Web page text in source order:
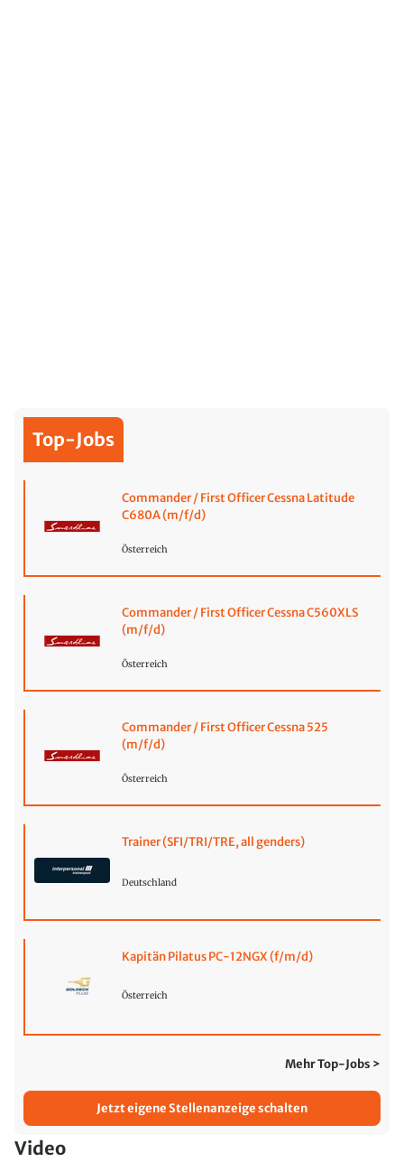
Top-Jobs
Commander / First Officer Cessna Latitude
C680A (m/f/d)
Österreich
Commander / First Officer Cessna C560XLS
(m/f/d)
Österreich
Commander / First Officer Cessna 525
(m/f/d)
Österreich
Trainer (SFI/TRI/TRE, all genders)
Deutschland
Kapitän Pilatus PC-12NGX (f/m/d)
Österreich
Mehr Top-Jobs >
Jetzt eigene Stellenanzeige schalten
Video